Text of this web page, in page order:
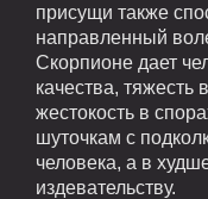
присущи также
направленный
Скорпионе дает
качества, тяжесть
жестокость в
шуточкам с
человека, а в
издевательству.